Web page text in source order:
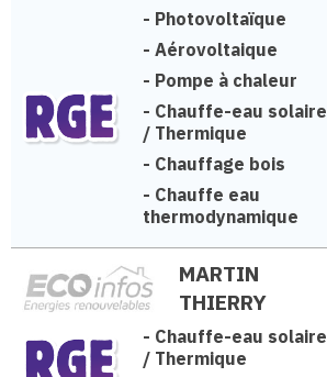
- Photovoltaïque
- Aérovoltaique
- Pompe à chaleur
- Chauffe-eau solaire
/ Thermique
- Chauffage bois
- Chauffe eau
thermodynamique
MARTIN
THIERRY
- Chauffe-eau solaire
/ Thermique